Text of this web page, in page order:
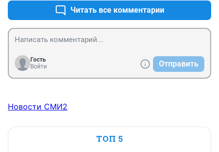
Читать все комментарии
Гость
Войти
Отправить
Новости СМИ2
ТОП 5